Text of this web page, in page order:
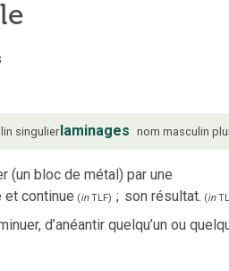
singulierlaminages nom masculin
(un bloc de métal) par une
continue (inTLF) ; son résultat. (in
d’anéantir quelqu’un ou